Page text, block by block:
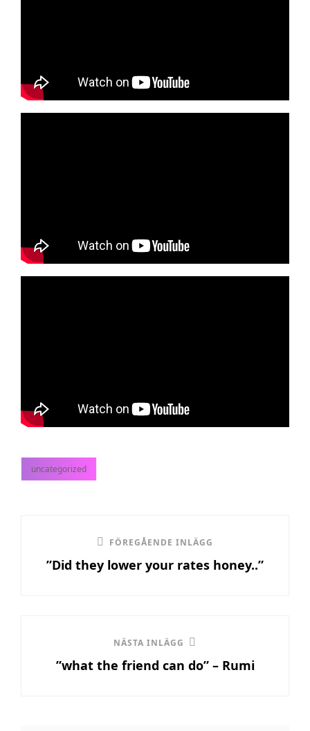
kategorier
uncategorized
Föregående
inlägg
FÖREGÅENDE INLÄGG
”Did they lower your rates honey..”
inlägg
NÄSTA INLÄGG
”what the friend can do” – Rumi